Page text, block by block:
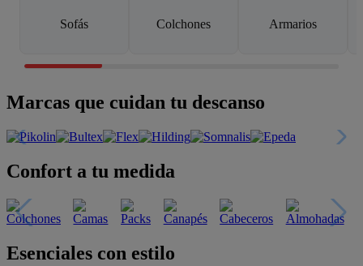
Sofás Colchones Armarios
Marcas que cuidan tu descanso
Confort a tu medida
Esenciales con estilo